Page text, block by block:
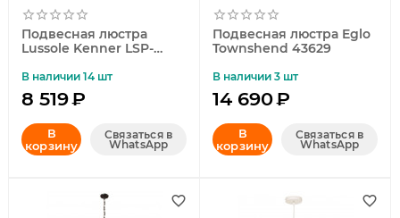
Подвесная люстра
Lussole Kenner LSP-
В наличии 14 шт
8 519₽
В
корзину
Связаться в
WhatsApp
Подвесная люстра Eglo
Townshend 43629
В наличии 3 шт
14 690₽
В
корзину
Связаться в
WhatsApp